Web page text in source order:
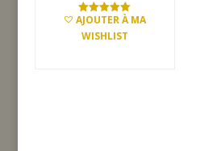
AJOUTER À MA
WISHLIST
Note
5.00
sur 5